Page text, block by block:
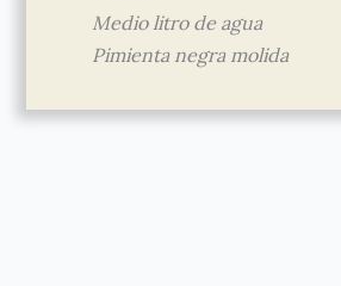
Medio litro de agua
Pimienta negra molida